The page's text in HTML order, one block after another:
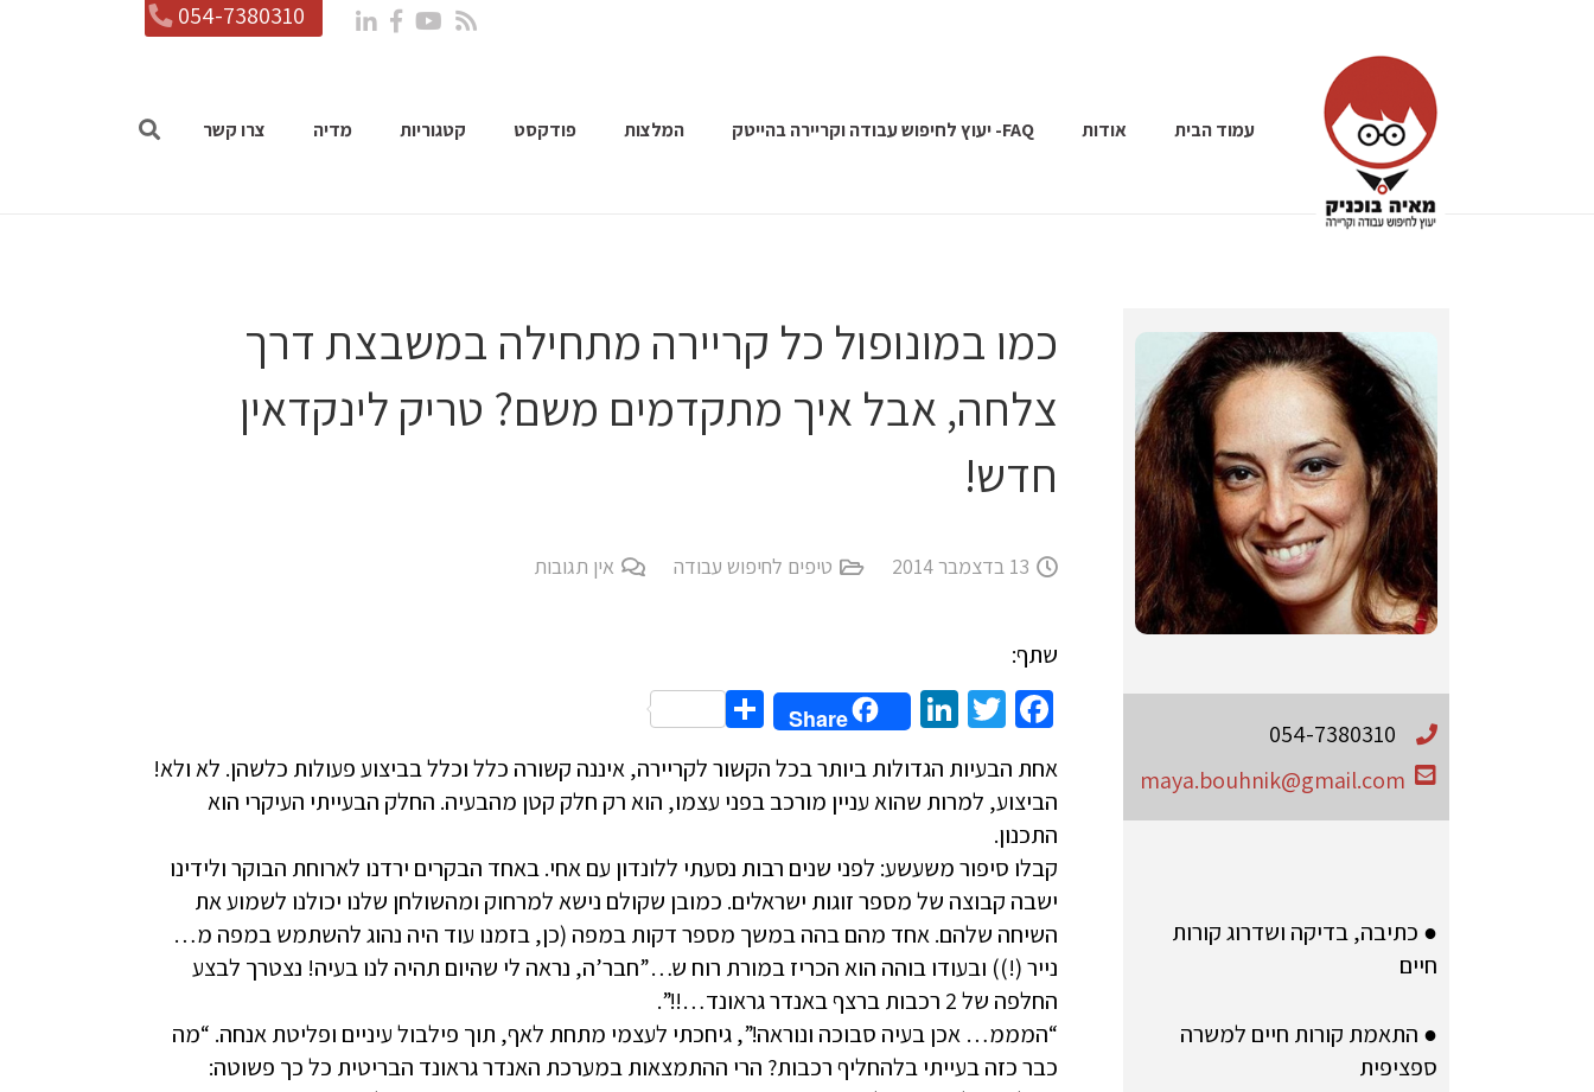
054-7380310
עמוד הבית אודות FAQ- יעוץ לחיפוש עבודה וקריירה בהייטק המלצות פודקסט קטגוריות מדיה צרו קשר
כמו במונופול כל קריירה מתחילה במשבצת דרך
צלחה, אבל איך מתקדמים משם? טריק לינקדאין
חדש!
13 בדצמבר 2014 טיפים לחיפוש עבודה אין תגובות
שתף:
Facebook
Twitter
LinkedIn
Share
Share
אחת הבעיות הגדולות ביותר בכל הקשור לקריירה, איננה קשורה כלל וכלל בביצוע פעולות כלשהן. לא ולא!
הביצוע, למרות שהוא עניין מורכב בפני עצמו, הוא רק חלק קטן מהבעיה. החלק הבעייתי העיקרי הוא
התכנון.
קבלו סיפור משעשע: לפני שנים רבות נסעתי ללונדון עם אחי. באחד הבקרים ירדנו לארוחת הבוקר ולידינו
ישבה קבוצה של מספר זוגות ישראלים. כמובן שקולם נישא למרחוק ומהשולחן שלנו יכולנו לשמוע את
השיחה שלהם. אחד מהם בהה במשך מספר דקות במפה (כן, בזמנו עוד היה נהוג להשתמש במפה מ…
נייר (!)) ובעודו בוהה הוא הכריז במורת רוח ש…”חבר’ה, נראה לי שהיום תהיה לנו בעיה! נצטרך לבצע
החלפה של 2 רכבות ברצף באנדר גראונד…!!”.
“המממ… אכן בעיה סבוכה ונוראה!”, גיחכתי לעצמי מתחת לאף, תוך פילבול עיניים ופליטת אנחה. “מה
כבר כזה בעייתי בלהחליף רכבות? הרי ההתמצאות במערכת האנדר גראונד הבריטית כל כך פשוטה:
054-7380310
maya.bouhnik@gmail.com
● כתיבה, בדיקה ושדרוג קורות
חיים
● התאמת קורות חיים למשרה
ספציפית